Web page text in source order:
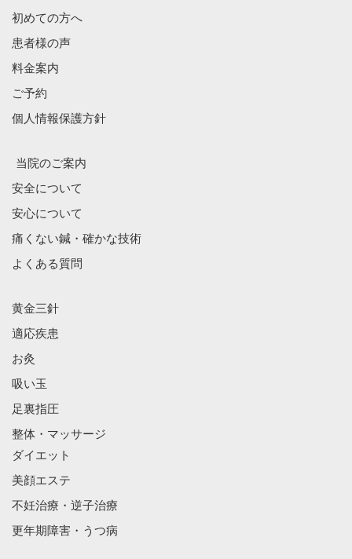
初めての方へ
患者様の声
料金案内
ご予約
個人情報保護方針
当院のご案内
安全について
安心について
痛くない鍼・確かな技術
よくある質問
黄金三針
適応疾患
お灸
吸い玉
足裏指圧
整体・マッサージ
ダイエット
美顔エステ
不妊治療・逆子治療
更年期障害・うつ病